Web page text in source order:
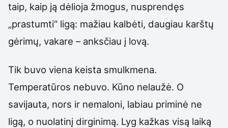
taip, kaip ją dėlioja žmogus, nusprendęs
„prastumti“ ligą: mažiau kalbėti, daugiau karštų
gėrimų, vakare – anksčiau į lovą.
Tik buvo viena keista smulkmena.
Temperatūros nebuvo. Kūno nelaužė. O
savijauta, nors ir nemaloni, labiau priminė ne
ligą, o nuolatinį dirginimą. Lyg kažkas visą laiką